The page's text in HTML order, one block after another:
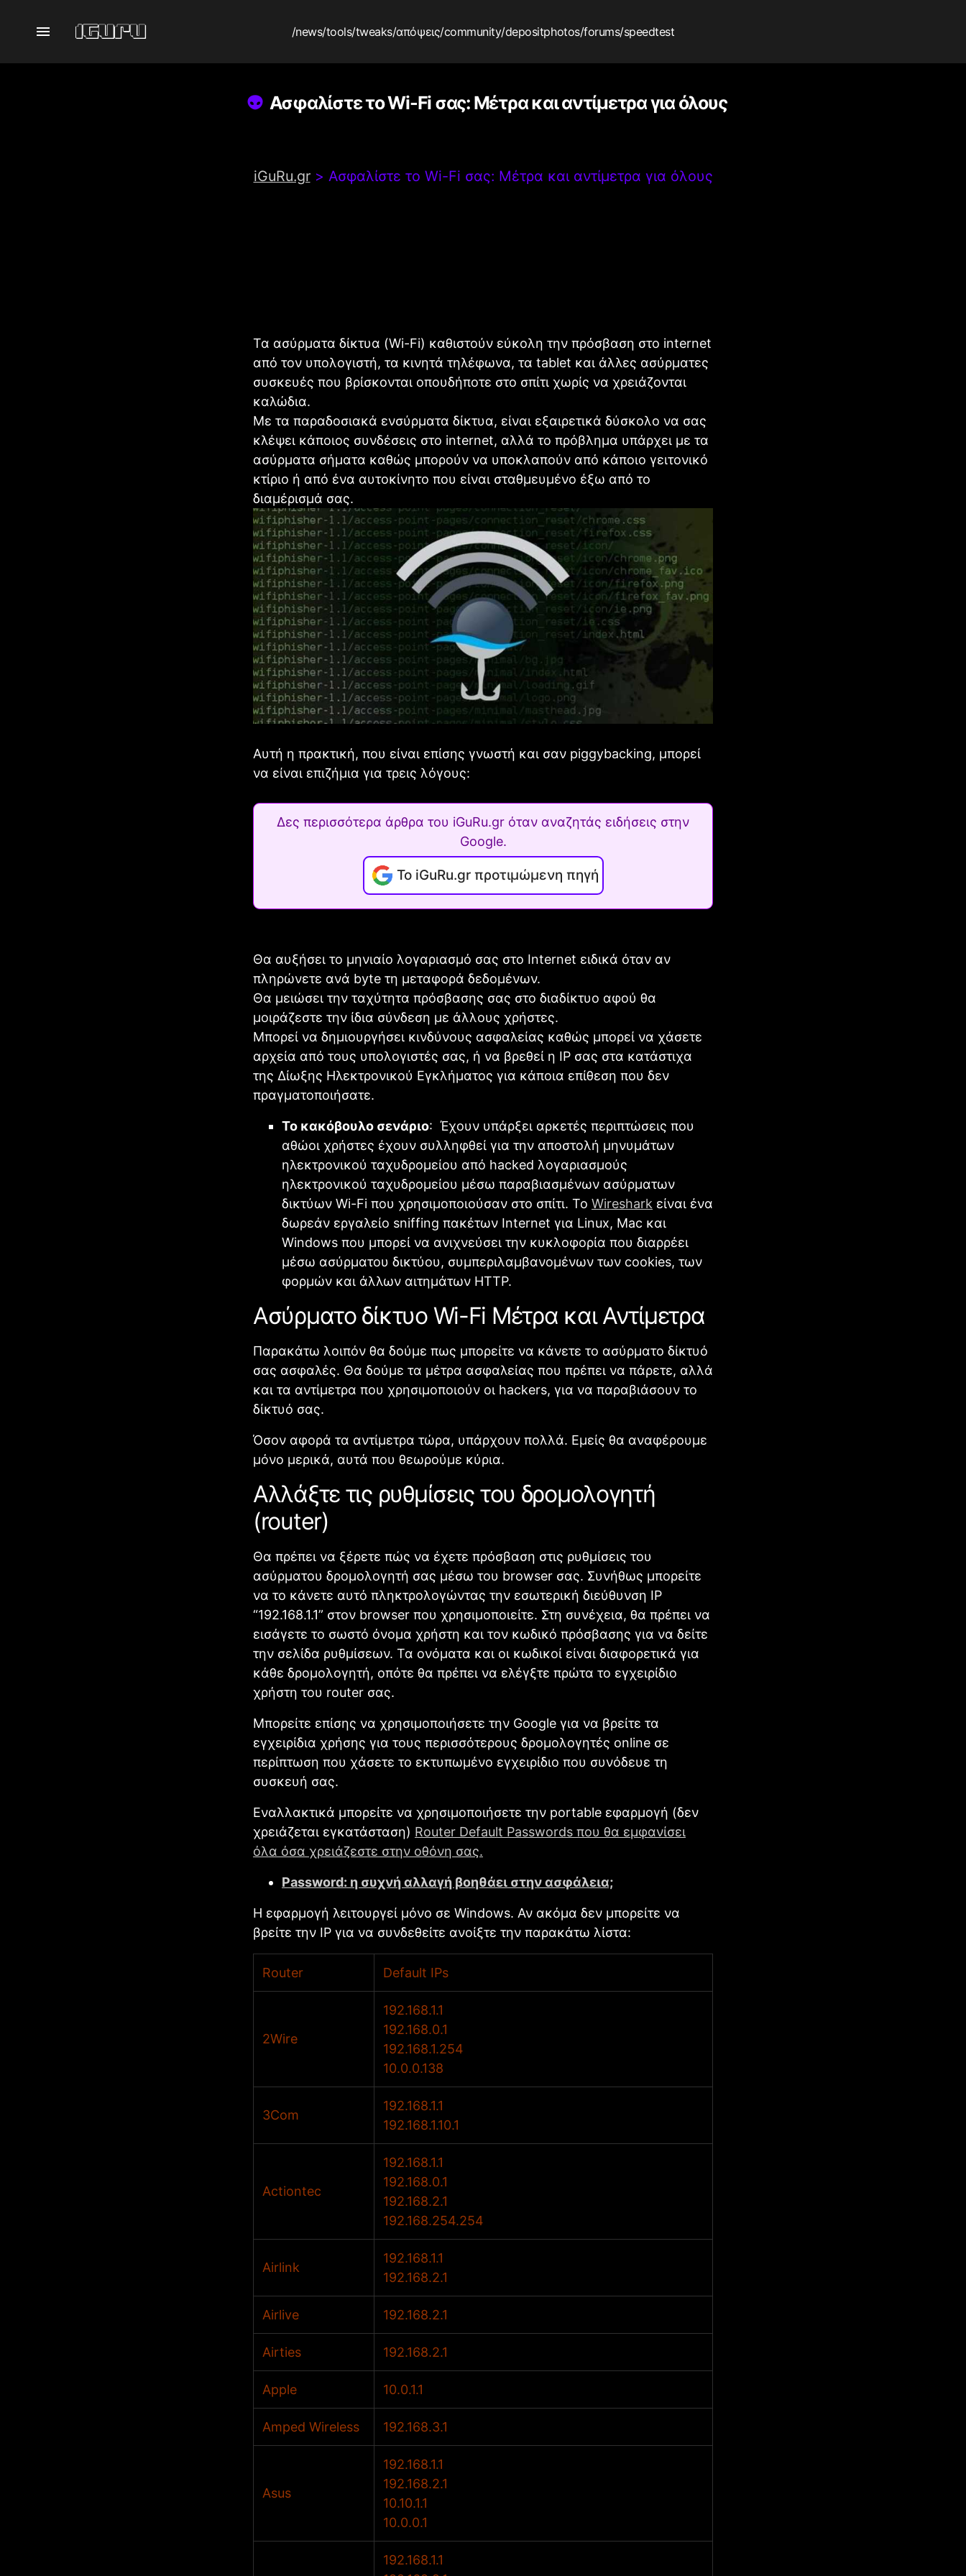
/news/tools/tweaks/απόψεις/community/depositphotos/forums/speedtest
Ασφαλίστε το Wi-Fi σας: Μέτρα και αντίμετρα για όλους
iGuRu.gr> Ασφαλίστε το Wi-Fi σας: Μέτρα και αντίμετρα για όλους
Τα ασύρματα δίκτυα (Wi-Fi) καθιστούν εύκολη την πρόσβαση στο internet
από τον υπολογιστή, τα κινητά τηλέφωνα, τα tablet και άλλες ασύρματες
συσκευές που βρίσκονται οπουδήποτε στο σπίτι χωρίς να χρειάζονται
καλώδια.
Με τα παραδοσιακά ενσύρματα δίκτυα, είναι εξαιρετικά δύσκολο να σας
κλέψει κάποιος συνδέσεις στο internet, αλλά το πρόβλημα υπάρχει με τα
ασύρματα σήματα καθώς μπορούν να υποκλαπούν από κάποιο γειτονικό
κτίριο ή από ένα αυτοκίνητο που είναι σταθμευμένο έξω από το
διαμέρισμά σας.
Αυτή η πρακτική, που είναι επίσης γνωστή και σαν piggybacking, μπορεί
να είναι επιζήμια για τρεις λόγους:
Δες περισσότερα άρθρα του iGuRu.gr όταν αναζητάς ειδήσεις στην
Google.
Το iGuRu.gr προτιμώμενη πηγή
Θα αυξήσει το μηνιαίο λογαριασμό σας στο Internet ειδικά όταν αν
πληρώνετε ανά byte τη μεταφορά δεδομένων.
Θα μειώσει την ταχύτητα πρόσβασης σας στο διαδίκτυο αφού θα
μοιράζεστε την ίδια σύνδεση με άλλους χρήστες.
Μπορεί να δημιουργήσει κινδύνους ασφαλείας καθώς μπορεί να χάσετε
αρχεία από τους υπολογιστές σας, ή να βρεθεί η IP σας στα κατάστιχα
της Δίωξης Ηλεκτρονικού Εγκλήματος για κάποια επίθεση που δεν
πραγματοποιήσατε.
Το κακόβουλο σενάριο: Έχουν υπάρξει αρκετές περιπτώσεις που
αθώοι χρήστες έχουν συλληφθεί για την αποστολή μηνυμάτων
ηλεκτρονικού ταχυδρομείου από hacked λογαριασμούς
ηλεκτρονικού ταχυδρομείου μέσω παραβιασμένων ασύρματων
δικτύων Wi-Fi που χρησιμοποιούσαν στο σπίτι. Το Wireshark είναι ένα
δωρεάν εργαλείο sniffing πακέτων Internet για Linux, Mac και
Windows που μπορεί να ανιχνεύσει την κυκλοφορία που διαρρέει
μέσω ασύρματου δικτύου, συμπεριλαμβανομένων των cookies, των
φορμών και άλλων αιτημάτων HTTP.
Ασύρματο δίκτυο Wi-Fi Μέτρα και Αντίμετρα
Παρακάτω λοιπόν θα δούμε πως μπορείτε να κάνετε το ασύρματο δίκτυό
σας ασφαλές. Θα δούμε τα μέτρα ασφαλείας που πρέπει να πάρετε, αλλά
και τα αντίμετρα που χρησιμοποιούν οι hackers, για να παραβιάσουν το
δίκτυό σας.
Όσον αφορά τα αντίμετρα τώρα, υπάρχουν πολλά. Εμείς θα αναφέρουμε
μόνο μερικά, αυτά που θεωρούμε κύρια.
Αλλάξτε τις ρυθμίσεις του δρομολογητή
(router)
Θα πρέπει να ξέρετε πώς να έχετε πρόσβαση στις ρυθμίσεις του
ασύρματου δρομολογητή σας μέσω του browser σας. Συνήθως μπορείτε
να το κάνετε αυτό πληκτρολογώντας την εσωτερική διεύθυνση IP
“192.168.1.1” στον browser που χρησιμοποιείτε. Στη συνέχεια, θα πρέπει να
εισάγετε το σωστό όνομα χρήστη και τον κωδικό πρόσβασης για να δείτε
την σελίδα ρυθμίσεων. Τα ονόματα και οι κωδικοί είναι διαφορετικά για
κάθε δρομολογητή, οπότε θα πρέπει να ελέγξτε πρώτα το εγχειρίδιο
χρήστη του router σας.
Μπορείτε επίσης να χρησιμοποιήσετε την Google για να βρείτε τα
εγχειρίδια χρήσης για τους περισσότερους δρομολογητές online σε
περίπτωση που χάσετε το εκτυπωμένο εγχειρίδιο που συνόδευε τη
συσκευή σας.
Εναλλακτικά μπορείτε να χρησιμοποιήσετε την portable εφαρμογή (δεν
χρειάζεται εγκατάσταση) Router Default Passwords που θα εμφανίσει
όλα όσα χρειάζεστε στην οθόνη σας.
Password: η συχνή αλλαγή βοηθάει στην ασφάλεια;
Η εφαρμογή λειτουργεί μόνο σε Windows. Αν ακόμα δεν μπορείτε να
βρείτε την IP για να συνδεθείτε ανοίξτε την παρακάτω λίστα:
Router Default IPs
2Wire
192.168.1.1
192.168.0.1
192.168.1.254
10.0.0.138
3Com
192.168.1.1
192.168.1.10.1
Actiontec
192.168.1.1
192.168.0.1
192.168.2.1
192.168.254.254
Airlink
192.168.1.1
192.168.2.1
Airlive 192.168.2.1
Airties 192.168.2.1
Apple 10.0.1.1
Amped Wireless 192.168.3.1
Asus
192.168.1.1
192.168.2.1
10.10.1.1
10.0.0.1
192.168.1.1